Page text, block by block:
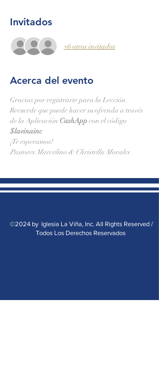
Invitados
+6 otros invitados
Acerca del evento
Gracias por registrarte para la Lección.
Recuerde que puede hacer su ofrenda a través
de la Aplicación CashApp con el código
$lavinainc
¡Te esperamos!
Pastores Marcelino & Christella Morales
©2024 by Iglesia La Viña, Inc. All Rights Reserved /
Todos Los Derechos Reservados